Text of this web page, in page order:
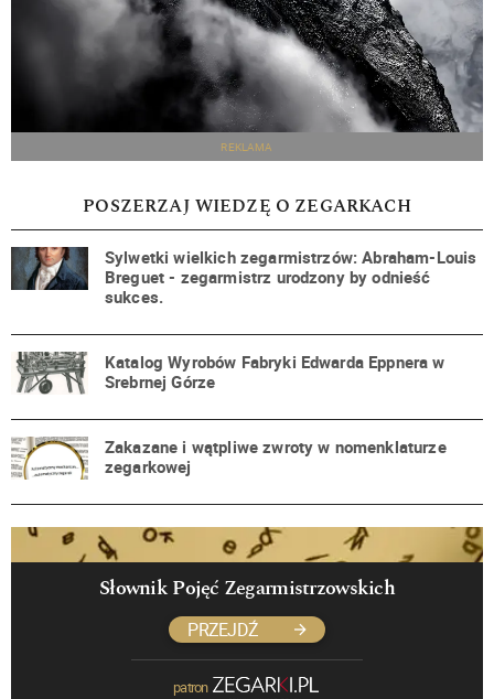
REKLAMA
POSZERZAJ WIEDZĘ O ZEGARKACH
Sylwetki wielkich zegarmistrzów: Abraham-Louis
Breguet - zegarmistrz urodzony by odnieść
sukces.
Katalog Wyrobów Fabryki Edwarda Eppnera w
Srebrnej Górze
Zakazane i wątpliwe zwroty w nomenklaturze
zegarkowej
Słownik Pojęć Zegarmistrzowskich
PRZEJDŹ
patron